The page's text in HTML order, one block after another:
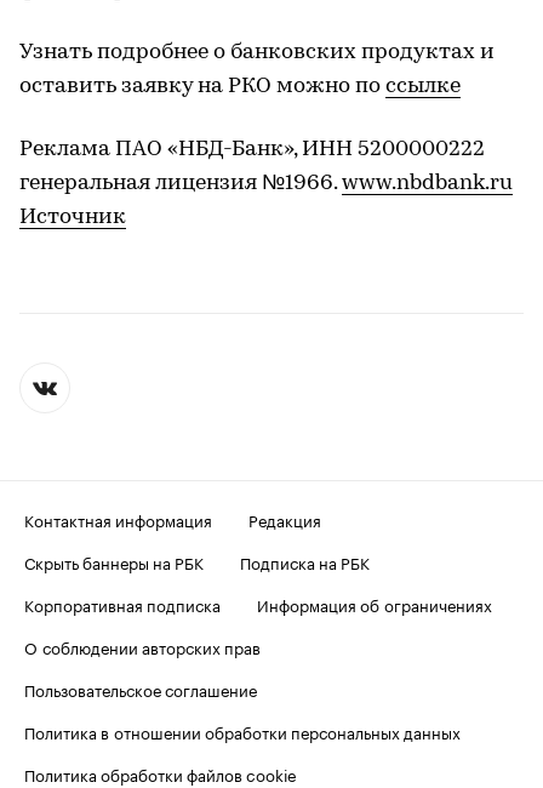
Узнать подробнее о банковских продуктах и
оставить заявку на РКО можно по ссылке
Реклама ПАО «НБД-Банк», ИНН 5200000222
генеральная лицензия №1966.www.nbdbank.ru
Источник
Контактная информация
Редакция
Скрыть баннеры на РБК
Подписка на РБК
Корпоративная подписка
Информация об ограничениях
О соблюдении авторских прав
Пользовательское соглашение
Политика в отношении обработки персональных данных
Политика обработки файлов cookie